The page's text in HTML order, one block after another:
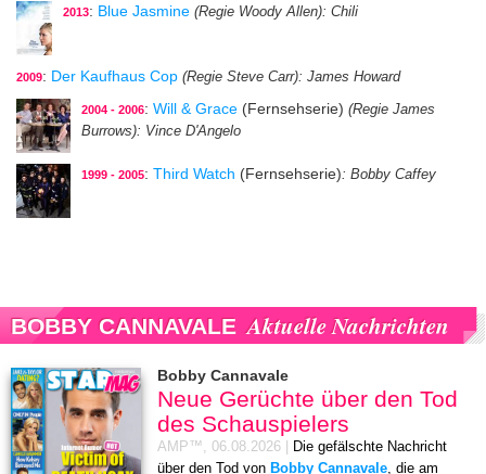
2013: Blue Jasmine (Regie Woody Allen): Chili
2009: Der Kaufhaus Cop (Regie Steve Carr): James Howard
2004 - 2006: Will & Grace (Fernsehserie) (Regie James
Burrows): Vince D'Angelo
1999 - 2005: Third Watch (Fernsehserie): Bobby Caffey
BOBBY CANNAVALE Aktuelle Nachrichten
Bobby Cannavale
Neue Gerüchte über den Tod
des Schauspielers
AMP™, 06.08.2026
Die gefälschte Nachricht
über den Tod von Bobby Cannavale , die am